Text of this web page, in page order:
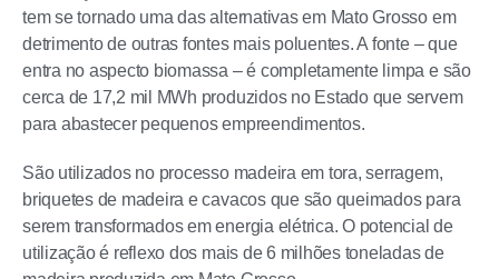
tem se tornado uma das alternativas em Mato Grosso em
detrimento de outras fontes mais poluentes. A fonte – que
entra no aspecto biomassa – é completamente limpa e são
cerca de 17,2 mil MWh produzidos no Estado que servem
para abastecer pequenos empreendimentos.
São utilizados no processo madeira em tora, serragem,
briquetes de madeira e cavacos que são queimados para
serem transformados em energia elétrica. O potencial de
utilização é reflexo dos mais de 6 milhões toneladas de